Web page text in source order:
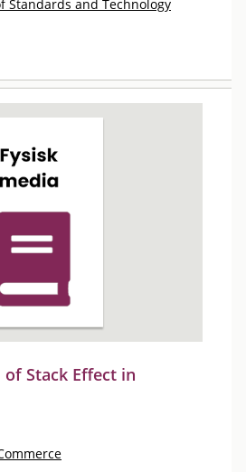
Standards and Technology
Stack Effect in